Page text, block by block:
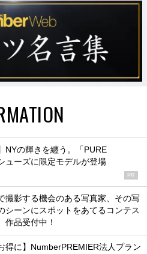
NYの輝きを纏う。「PURE
ューズに限定モデルが登場
PR
撮影する機会のある写真家、その写
シーンにスポットをあてるコンテス
作品受付中！
得に】NumberPREMIER法人プラン